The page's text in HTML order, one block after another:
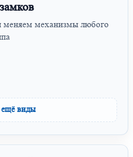
механизмы любого
ещё виды